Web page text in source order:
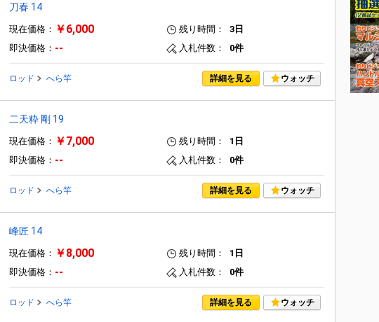
刀春 14
現在価格： ￥6,000
即決価格： --
残り時間：
3日
入札件数：
0件
ロッド へら竿 詳細を見る ウォッチ
二天粋 剛 19
現在価格： ￥7,000
即決価格： --
残り時間：
1日
入札件数：
0件
ロッド へら竿 詳細を見る ウォッチ
峰匠 14
現在価格： ￥8,000
即決価格： --
残り時間：
1日
入札件数：
0件
ロッド へら竿 詳細を見る ウォッチ